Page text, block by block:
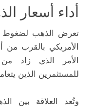
أداء أسعار
تعرض الذهب لضغوط
الأمريكي بالقرب من
الأمر الذي زاد
للمستثمرين الذين
وتُعد العلاقة بين